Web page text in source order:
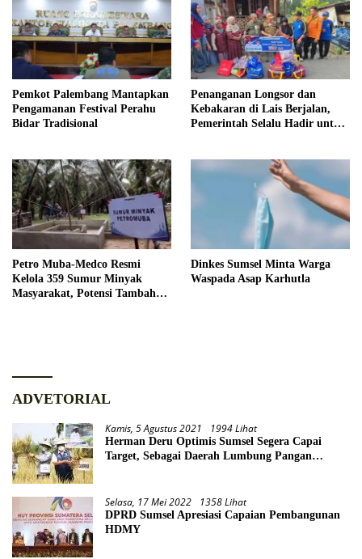
Pemkot Palembang Mantapkan
Pengamanan Festival Perahu
Bidar Tradisional
Penanganan Longsor dan
Kebakaran di Lais Berjalan,
Pemerintah Selalu Hadir untuk
Petro Muba-Medco Resmi
Kelola 359 Sumur Minyak
Masyarakat, Potensi Tambah
Dinkes Sumsel Minta Warga
Waspada Asap Karhutla
ADVETORIAL
Kamis, 5 Agustus 2021 1994 Lihat
Herman Deru Optimis Sumsel Segera Capai
Target, Sebagai Daerah Lumbung Pangan
Selasa, 17 Mei 2022 1358 Lihat
DPRD Sumsel Apresiasi Capaian Pembangunan
HDMY